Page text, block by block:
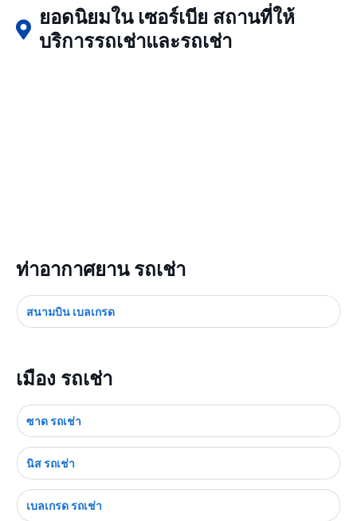
ยอดนิยมใน เซอร์เบีย สถานที่ให้
บริการรถเช่าและรถเช่า
ท่าอากาศยาน รถเช่า
สนามบิน เบลเกรด
เมือง รถเช่า
ซาด รถเช่า
นิส รถเช่า
เบลเกรด รถเช่า